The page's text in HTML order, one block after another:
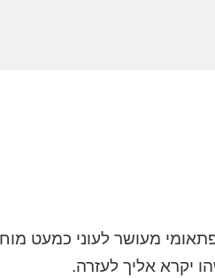
פתאומי מעושר לעוני כמעט
יקרא אליך לעזרה.